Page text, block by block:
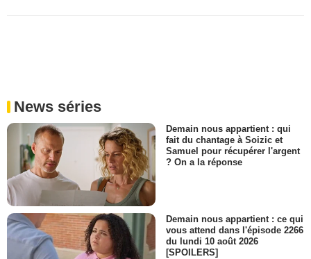
News séries
Demain nous appartient : qui
fait du chantage à Soizic et
Samuel pour récupérer l'argent
? On a la réponse
Demain nous appartient : ce qui
vous attend dans l'épisode 2266
du lundi 10 août 2026
[SPOILERS]